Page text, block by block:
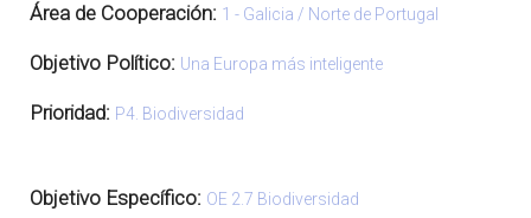
Área de Cooperación: 1 - Galicia / Norte de Portugal
Objetivo Político: Una Europa más inteligente
Prioridad: P4. Biodiversidad
Objetivo Específico: OE 2.7 Biodiversidad